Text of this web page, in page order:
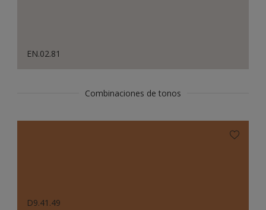
EN.02.81
Combinaciones de tonos
D9.41.49